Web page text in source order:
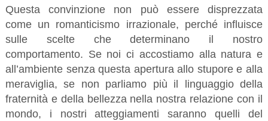
Questa convinzione non può essere disprezzata
come un romanticismo irrazionale, perché influisce
sulle scelte che determinano il nostro
comportamento. Se noi ci accostiamo alla natura e
all’ambiente senza questa apertura allo stupore e alla
meraviglia, se non parliamo più il linguaggio della
fraternità e della bellezza nella nostra relazione con il
mondo, i nostri atteggiamenti saranno quelli del